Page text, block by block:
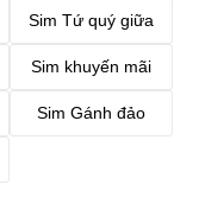
Sim Tứ quý giữa
Sim khuyến mãi
Sim Gánh đảo